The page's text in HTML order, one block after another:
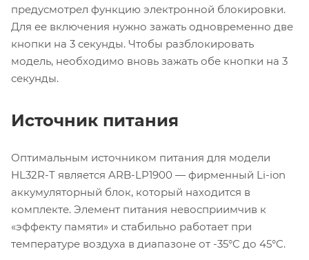
предусмотрел функцию электронной блокировки.
Для ее включения нужно зажать одновременно две
кнопки на 3 секунды. Чтобы разблокировать
модель, необходимо вновь зажать обе кнопки на 3
секунды.
Источник питания
Оптимальным источником питания для модели
HL32R-T является ARB-LP1900 — фирменный Li-ion
аккумуляторный блок, который находится в
комплекте. Элемент питания невосприимчив к
«эффекту памяти» и стабильно работает при
температуре воздуха в диапазоне от -35°C до 45°C.